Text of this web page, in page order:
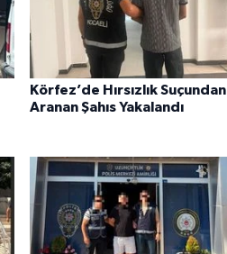
Körfez’de Hırsızlık Suçundan
Aranan Şahıs Yakalandı